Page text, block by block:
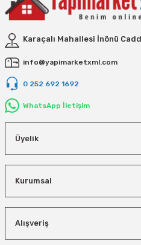
Karaçalı Mahallesi İnönü
info@yapimarketxml.com
0 252 692 1692
WhatsApp İletişim
Üyelik
Kurumsal
Alışveriş